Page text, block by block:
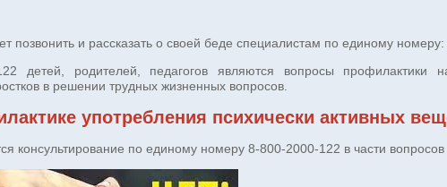
и рассказать о своей беде специалистам по единому
родителей, педагогов являются вопросы профилактики
в решении трудных жизненных вопросов.
употребления психически активных
консультирование по единому номеру 8-800-2000-122 в части